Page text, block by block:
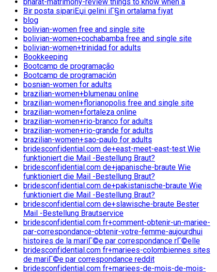
Bir posta sipariЕџi gelini iГ§in ortalama fiyat
blog
bolivian-women free and single site
bolivian-women+cochabamba free and single site
bolivian-women+trinidad for adults
Bookkeeping
Bootcamp de programação
Bootcamp de programación
bosnian-women for adults
brazilian-women+blumenau online
brazilian-women+florianopolis free and single site
brazilian-women+fortaleza online
brazilian-women+rio-branco for adults
brazilian-women+rio-grande for adults
brazilian-women+sao-paulo for adults
bridesconfidential.com de+east-meet-east-test Wie
funktioniert die Mail -Bestellung Braut?
bridesconfidential.com de+japanische-braute Wie
funktioniert die Mail -Bestellung Braut?
bridesconfidential.com de+pakistanische-braute Wie
funktioniert die Mail -Bestellung Braut?
bridesconfidential.com de+slawische-braute Bester
Mail -Bestellung Brautservice
bridesconfidential.com fr+comment-obtenir-un-mariee-
par-correspondance-obtenir-votre-femme-aujourdhui
histoires de la mariГ©e par correspondance rГ©elle
bridesconfidential.com fr+mariees-colombiennes sites
de mariГ©e par correspondance reddit
bridesconfidential.com fr+mariees-de-mois-de-mois-